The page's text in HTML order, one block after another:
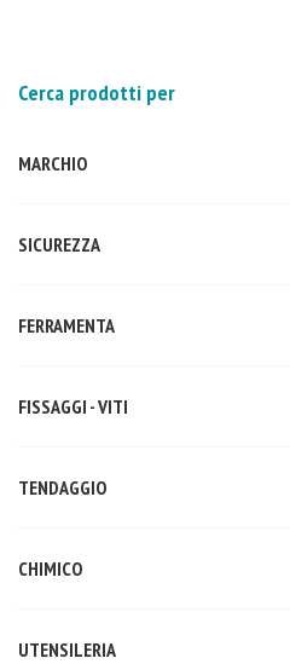
Cerca prodotti per
MARCHIO
SICUREZZA
FERRAMENTA
FISSAGGI - VITI
TENDAGGIO
CHIMICO
UTENSILERIA